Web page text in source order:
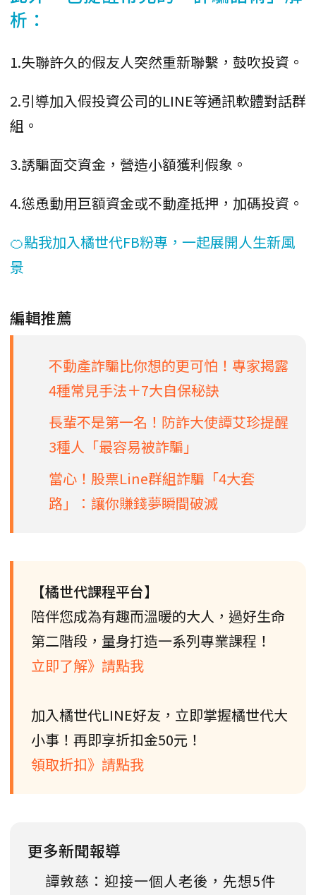
析：
1.失聯許久的假友人突然重新聯繫，鼓吹投資。
2.引導加入假投資公司的LINE等通訊軟體對話群
組。
3.誘騙面交資金，營造小額獲利假象。
4.慫恿動用巨額資金或不動產抵押，加碼投資。
🍊點我加入橘世代FB粉專，一起展開人生新風
景
編輯推薦
不動產詐騙比你想的更可怕！專家揭露
4種常見手法＋7大自保秘訣
長輩不是第一名！防詐大使譚艾珍提醒
3種人「最容易被詐騙」
當心！股票Line群組詐騙「4大套
路」：讓你賺錢夢瞬間破滅
【橘世代課程平台】
陪伴您成為有趣而溫暖的大人，過好生命
第二階段，量身打造一系列專業課程！
立即了解》請點我
加入橘世代LINE好友，立即掌握橘世代大
小事！再即享折扣金50元！
領取折扣》請點我
更多新聞報導
譚敦慈：迎接一個人老後，先想5件